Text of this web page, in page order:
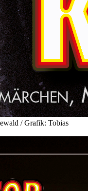
/ Grafik: Tobias